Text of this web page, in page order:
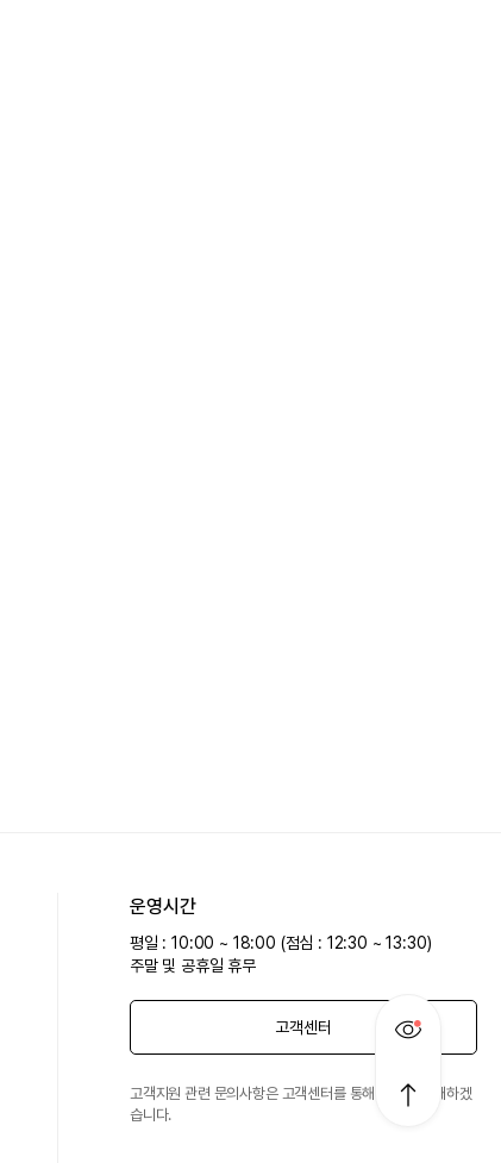
운영시간
평일 : 10:00 ~ 18:00 (점심 : 12:30 ~ 13:30)
주말 및 공휴일 휴무
고객센터
고객지원 관련 문의사항은 고객센터를 통해 친절히 안내하겠
습니다.